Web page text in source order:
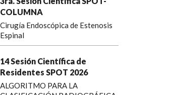
COLUMNA
Cirugía Endoscópica de Estenosis
Espinal
14 Sesión Científica de
Residentes SPOT 2026
ALGORITMO PARA LA